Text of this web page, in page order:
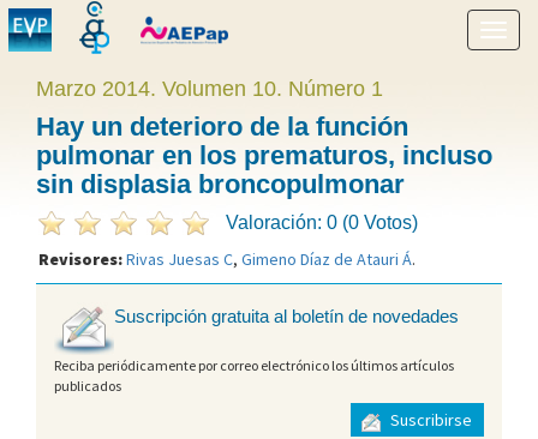
menú
Marzo 2014. Volumen 10. Número 1
Hay un deterioro de la función
pulmonar en los prematuros, incluso
sin displasia broncopulmonar
Valoración: 0 (0 Votos)
Revisores:Rivas Juesas C, Gimeno Díaz de Atauri Á.
Suscripción gratuita al boletín de novedades
Reciba periódicamente por correo electrónico los últimos artículos
publicados
Suscribirse